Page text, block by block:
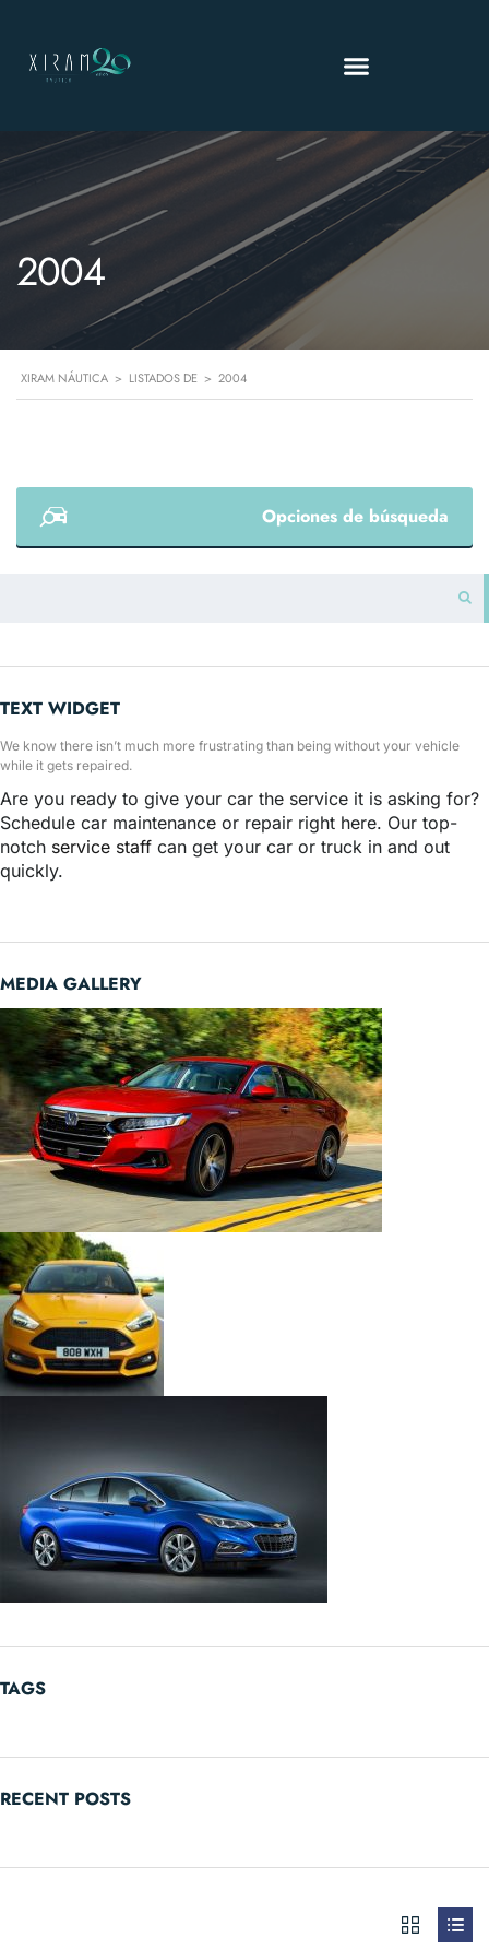
2004
XIRAM NÁUTICA > LISTADOS DE > 2004
Opciones de búsqueda
TEXT WIDGET
We know there isn’t much more frustrating than being without your vehicle
while it gets repaired.
Are you ready to give your car the service it is asking for?
Schedule car maintenance or repair right here. Our top-
notch service staff can get your car or truck in and out
quickly.
MEDIA GALLERY
TAGS
RECENT POSTS